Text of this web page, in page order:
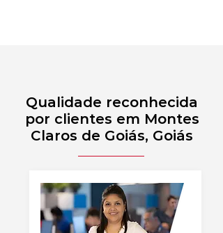
Qualidade reconhecida
por clientes em Montes
Claros de Goiás, Goiás